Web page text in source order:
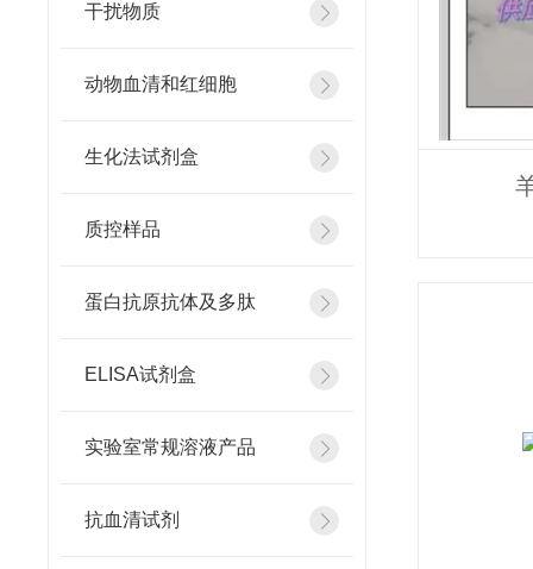
干扰物质
动物血清和红细胞
生化法试剂盒
质控样品
蛋白抗原抗体及多肽
ELISA试剂盒
实验室常规溶液产品
抗血清试剂